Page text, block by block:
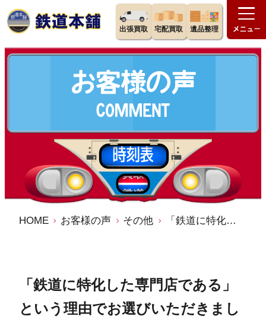
出張買取 宅配買取 遺品整理
HOME お客様の声 その他 「鉄道に特化した専門店である」という理由でお選びいただきました ／鉄道本舗 買取アンケート 口コミ 評判
「鉄道に特化した専門店である」
という理由でお選びいただきまし